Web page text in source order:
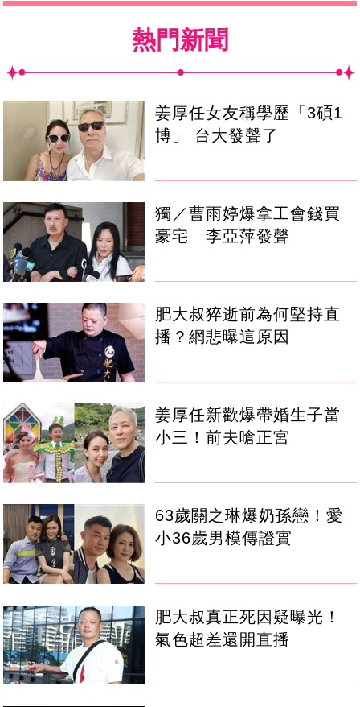
熱門新聞
姜厚任女友稱學歷「3碩1
博」 台大發聲了
獨／曹雨婷爆拿工會錢買
豪宅 李亞萍發聲
肥大叔猝逝前為何堅持直
播？網悲曝這原因
姜厚任新歡爆帶婚生子當
小三！前夫嗆正宮
63歲關之琳爆奶孫戀！愛
小36歲男模傳證實
肥大叔真正死因疑曝光！
氣色超差還開直播